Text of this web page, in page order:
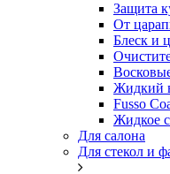
Защита
От
Блеск и
Жидкий
Fusso
Жидкое
Для салона
Для стекол и